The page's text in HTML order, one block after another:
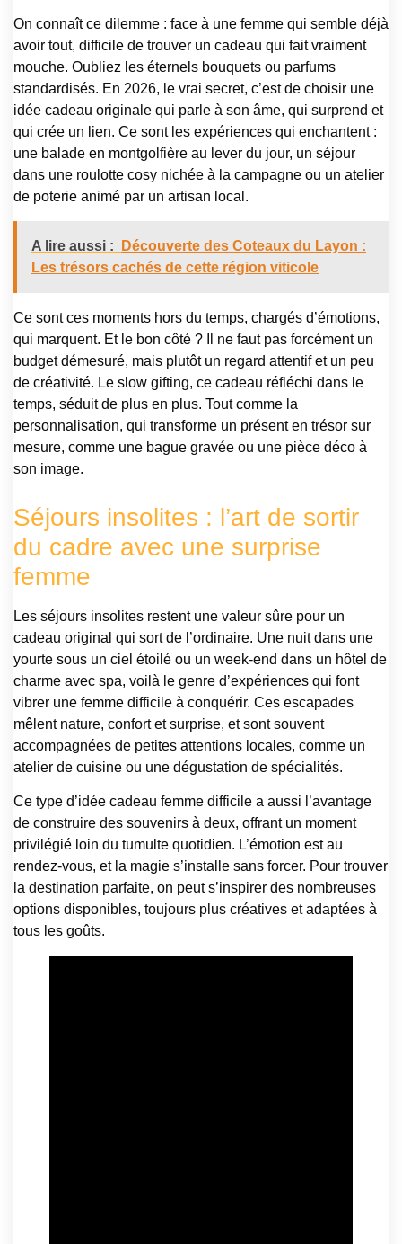
On connaît ce dilemme : face à une femme qui semble déjà
avoir tout, difficile de trouver un cadeau qui fait vraiment
mouche. Oubliez les éternels bouquets ou parfums
standardisés. En 2026, le vrai secret, c’est de choisir une
idée cadeau originale qui parle à son âme, qui surprend et
qui crée un lien. Ce sont les expériences qui enchantent :
une balade en montgolfière au lever du jour, un séjour
dans une roulotte cosy nichée à la campagne ou un atelier
de poterie animé par un artisan local.
A lire aussi :
Découverte des Coteaux du Layon :
Les trésors cachés de cette région viticole
Ce sont ces moments hors du temps, chargés d’émotions,
qui marquent. Et le bon côté ? Il ne faut pas forcément un
budget démesuré, mais plutôt un regard attentif et un peu
de créativité. Le slow gifting, ce cadeau réfléchi dans le
temps, séduit de plus en plus. Tout comme la
personnalisation, qui transforme un présent en trésor sur
mesure, comme une bague gravée ou une pièce déco à
son image.
Séjours insolites : l’art de sortir
du cadre avec une surprise
femme
Les séjours insolites restent une valeur sûre pour un
cadeau original qui sort de l’ordinaire. Une nuit dans une
yourte sous un ciel étoilé ou un week-end dans un hôtel de
charme avec spa, voilà le genre d’expériences qui font
vibrer une femme difficile à conquérir. Ces escapades
mêlent nature, confort et surprise, et sont souvent
accompagnées de petites attentions locales, comme un
atelier de cuisine ou une dégustation de spécialités.
Ce type d’idée cadeau femme difficile a aussi l’avantage
de construire des souvenirs à deux, offrant un moment
privilégié loin du tumulte quotidien. L’émotion est au
rendez-vous, et la magie s’installe sans forcer. Pour trouver
la destination parfaite, on peut s’inspirer des nombreuses
options disponibles, toujours plus créatives et adaptées à
tous les goûts.